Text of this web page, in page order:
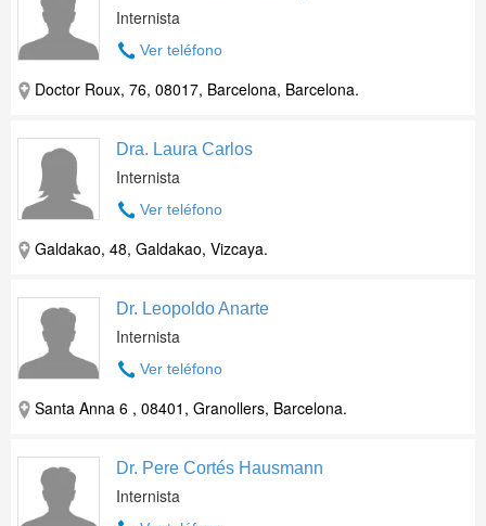
Internista
Ver teléfono
Doctor Roux, 76, 08017, Barcelona, Barcelona.
Dra. Laura Carlos
Internista
Ver teléfono
Galdakao, 48, Galdakao, Vizcaya.
Dr. Leopoldo Anarte
Internista
Ver teléfono
Santa Anna 6 , 08401, Granollers, Barcelona.
Dr. Pere Cortés Hausmann
Internista